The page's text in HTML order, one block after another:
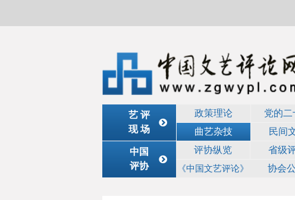
艺 评
现 场
政策理论 党的二
曲艺杂技
民间
中国
评协
评协纵览 省级
《中国文艺评论》 协会